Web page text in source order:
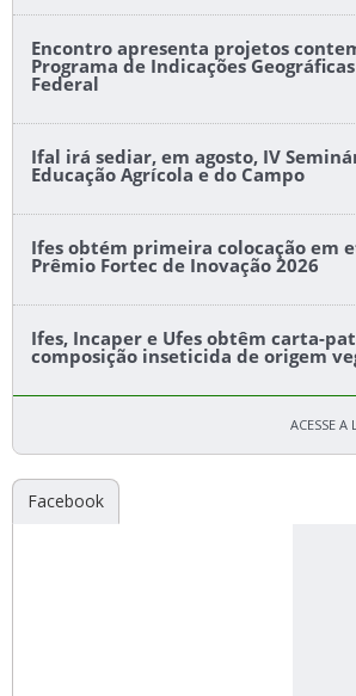
Encontro apresenta projetos
Programa de Indicações
Federal
Ifal irá sediar, em agosto, IV
Educação Agrícola e do Campo
Ifes obtém primeira colocação em
Prêmio Fortec de Inovação 2026
Ifes, Incaper e Ufes obtêm carta-
composição inseticida de origem
ACESSE A
Facebook